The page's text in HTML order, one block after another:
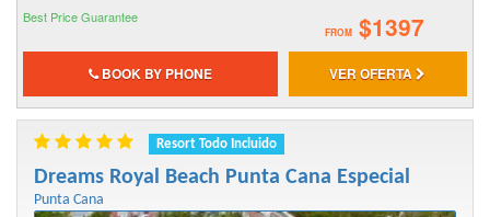
Best Price Guarantee
FROM $1397
BOOK BY PHONE VER OFERTA
Resort Todo Incluido
Dreams Royal Beach Punta Cana Especial
Punta Cana